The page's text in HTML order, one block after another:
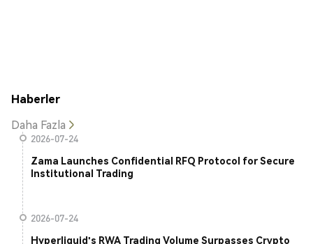
Haberler
Daha Fazla
2026-07-24
Zama Launches Confidential RFQ Protocol for Secure
Institutional Trading
2026-07-24
Hyperliquid's RWA Trading Volume Surpasses Crypto